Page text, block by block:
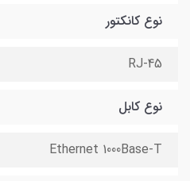
نوع کانکتور
RJ-45
نوع کابل
Ethernet 1000Base-T